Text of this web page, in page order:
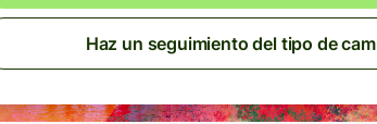
Haz un seguimiento del tipo de